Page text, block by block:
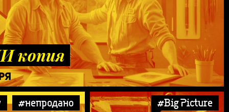
копия
#непродано
#Big Picture